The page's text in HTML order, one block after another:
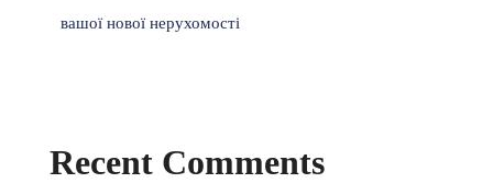
вашої нової нерухомості
Recent Comments